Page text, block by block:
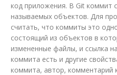
код приложения. В Git коммит
называемых объектов. Для
считать, что коммиты это
состоящий из объектов в
измененные файлы, и ссылка
коммита есть и другие
коммита, автор, комментарий